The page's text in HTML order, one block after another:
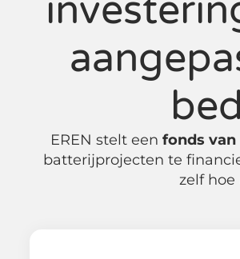
EREN stelt een fonds
batterijprojecten te
zelf